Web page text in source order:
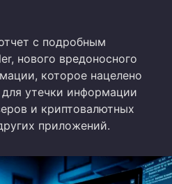
с подробным
нового вредоносного
которое нацелено
утечки информации
и криптовалютных
приложений.